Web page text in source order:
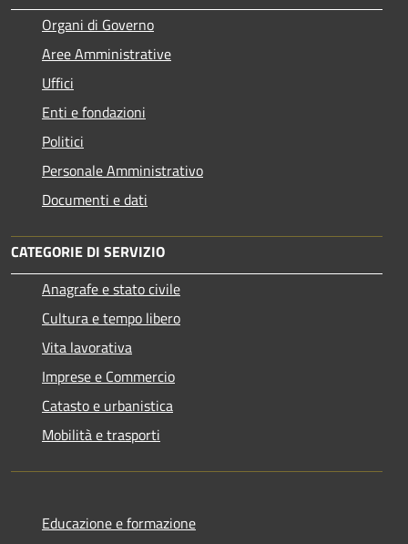
Organi di Governo
Aree Amministrative
Uffici
Enti e fondazioni
Politici
Personale Amministrativo
Documenti e dati
CATEGORIE DI SERVIZIO
Anagrafe e stato civile
Cultura e tempo libero
Vita lavorativa
Imprese e Commercio
Catasto e urbanistica
Mobilità e trasporti
Educazione e formazione